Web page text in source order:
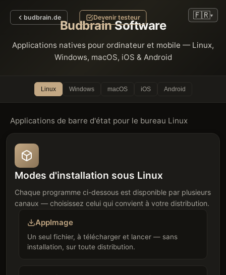
budbrain.de Devenir testeur 🇫🇷▾
BudbrainSoftware
Applications natives pour ordinateur et mobile — Linux,
Windows, macOS, iOS & Android
Linux Windows macOS iOS Android
Applications de barre d'état pour le bureau Linux
Modes d'installation sous Linux
Chaque programme ci-dessous est disponible par plusieurs
canaux — choisissez celui qui convient à votre distribution.
AppImage
Un seul fichier, à télécharger et lancer — sans
installation, sur toute distribution.